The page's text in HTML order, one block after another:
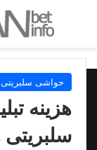
جستجو برای
حواشی سلبریتی
هزینه